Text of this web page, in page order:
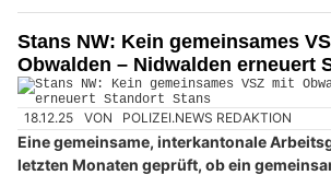
Stans NW: Kein gemeinsames
Obwalden – Nidwalden erneuert
18.12.25 VON POLIZEI.NEWS REDAKTION
Eine gemeinsame, interkantonale
letzten Monaten geprüft, ob ein